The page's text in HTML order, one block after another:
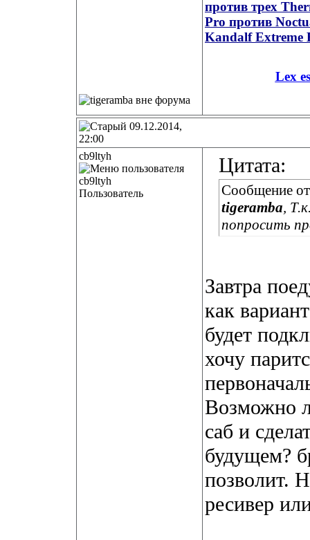
против трех
Pro против
Kandalf Extreme
Lex
09.12.2014,
22:00
cb9ltyh
Пользователь
Цитата:
Сообщение
tigeramba,
попросить
Завтра
как
будет
хочу
Возможно
саб и
будущем?
позволит.
ресивер